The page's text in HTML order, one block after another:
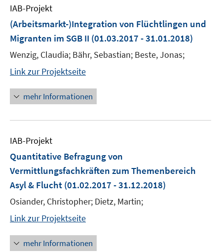
IAB-Projekt
(Arbeitsmarkt-)Integration von Flüchtlingen und
Migranten im SGB II (01.03.2017 - 31.01.2018)
Wenzig, Claudia; Bähr, Sebastian; Beste, Jonas;
Link zur Projektseite
mehr Informationen
IAB-Projekt
Quantitative Befragung von
Vermittlungsfachkräften zum Themenbereich
Asyl & Flucht (01.02.2017 - 31.12.2018)
Osiander, Christopher; Dietz, Martin;
Link zur Projektseite
mehr Informationen